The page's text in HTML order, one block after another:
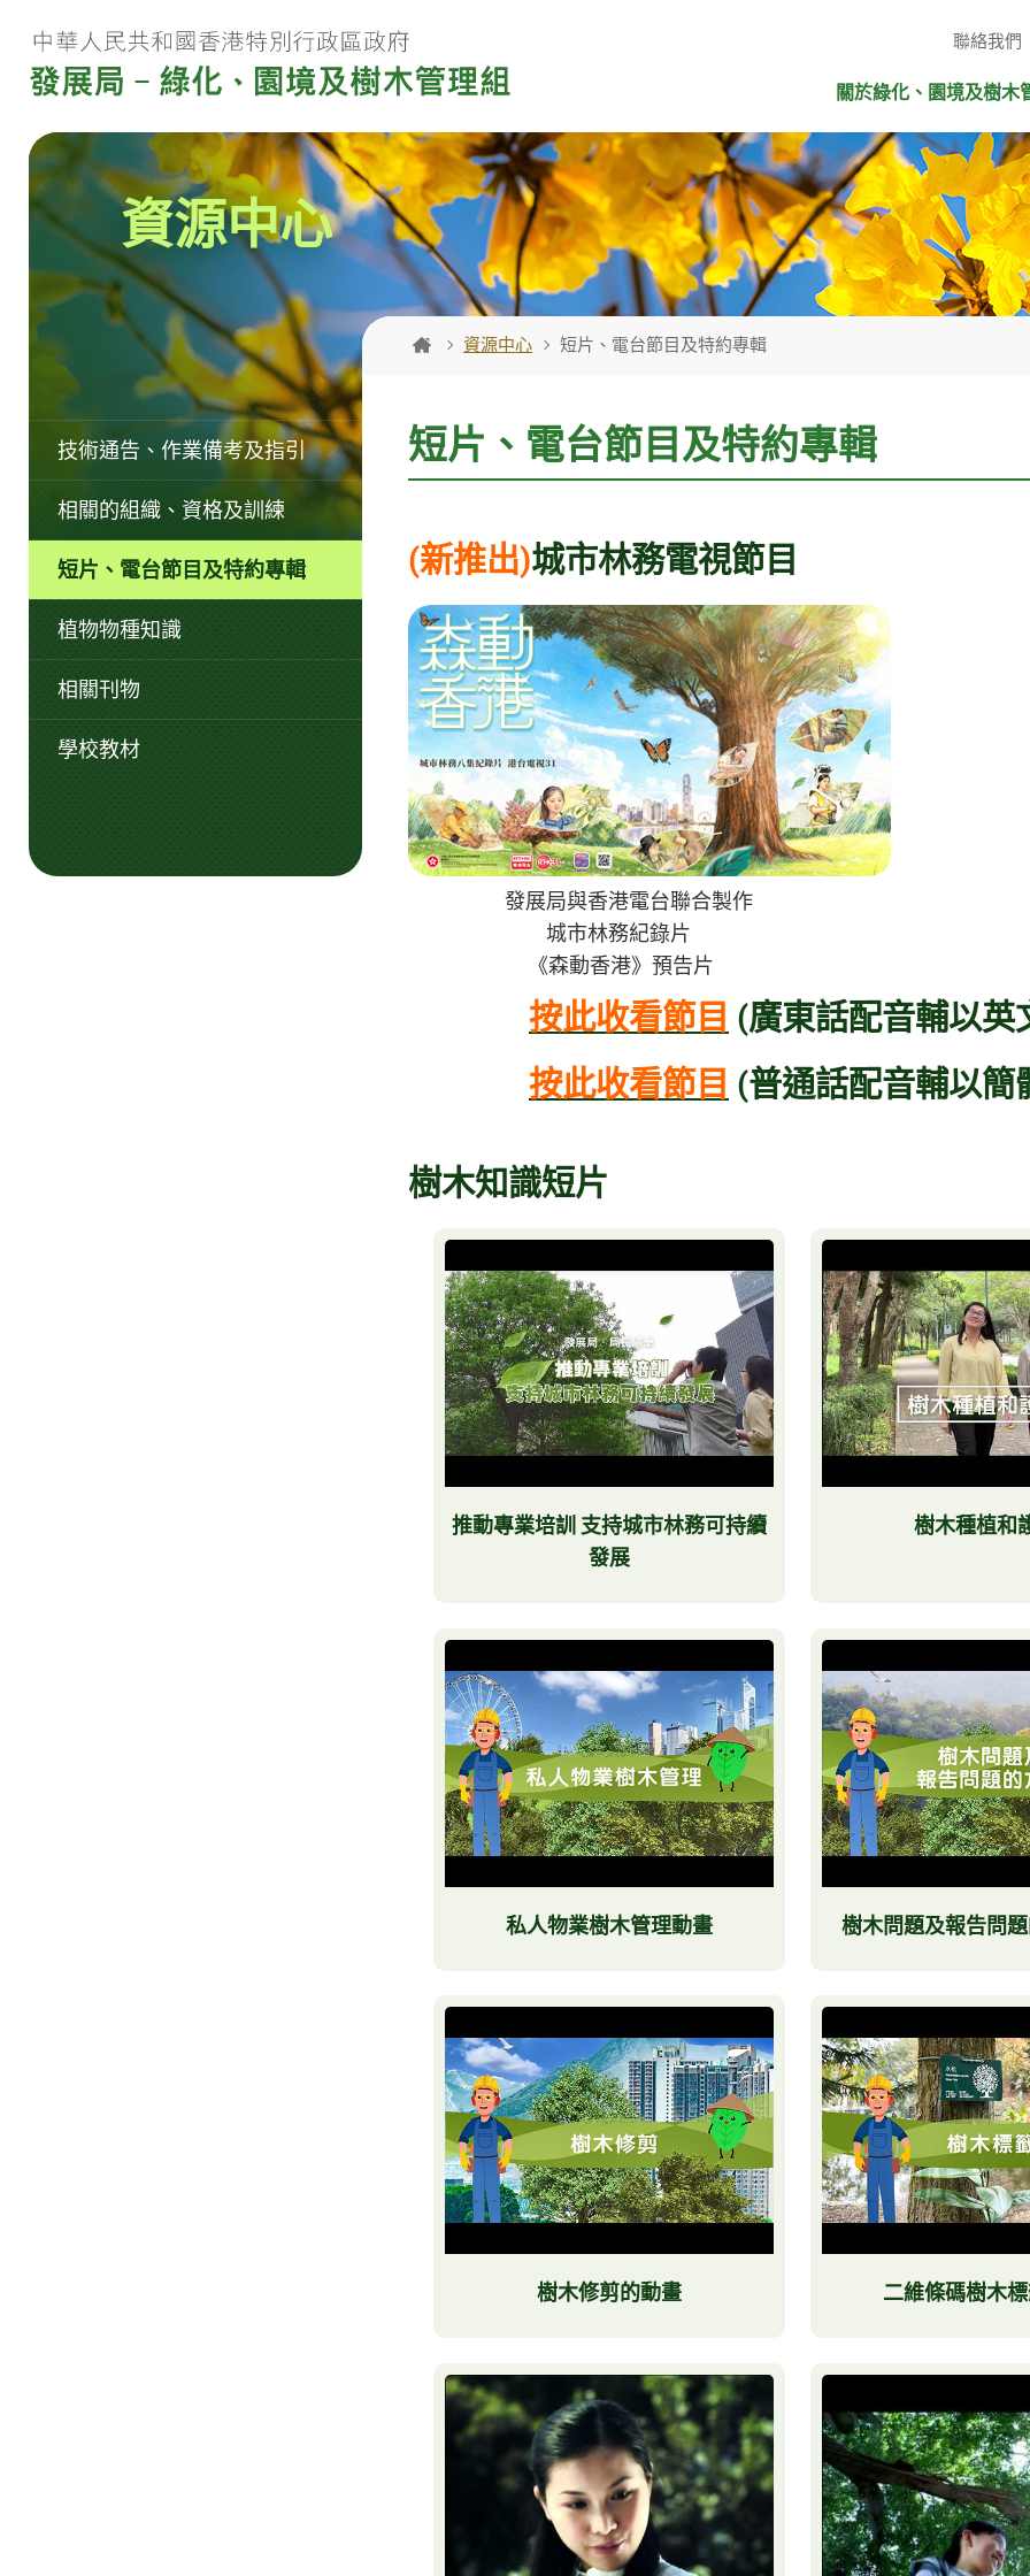
聯絡我們
關於綠化、園境及樹木
資源中心
技術通告、作業備考及指引
相關的組織、資格及訓練
短片、電台節目及特約專輯
植物物種知識
相關刊物
學校教材
資源中心 短片、電台節目及特約專輯
短片、電台節目及特約專輯
(新推出)城市林務電視節目
發展局與香港電台聯合製作
城市林務紀錄片
《森動香港》預告片
按此收看節目 (廣東話配音輔以英
按此收看節目 (普通話配音輔以簡
樹木知識短片
推動專業培訓 支持城市林務可持續
發展
樹木種植和
私人物業樹木管理動畫 樹木問題及報告問
樹木修剪的動畫 二維條碼樹木